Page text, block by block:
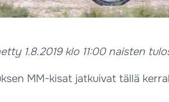
1.8.2019 klo 11:00 naisten
MM-kisat jatkuivat tällä